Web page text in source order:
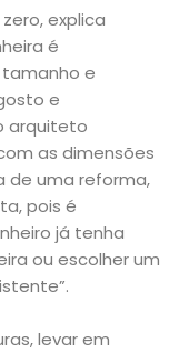
explica
é
e
e
arquiteto
as dimensões
de uma reforma,
pois é
já tenha
ou escolher um
levar em